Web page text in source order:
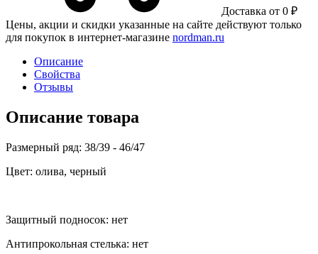
Доставка от 0 ₽
Цены, акции и скидки указанные на сайте действуют только
для покупок в интернет-магазине nordman.ru
Описание
Свойства
Отзывы
Описание товара
Размерный ряд: 38/39 - 46/47
Цвет: олива, черный
Защитный подносок: нет
Антипрокольная стелька: нет